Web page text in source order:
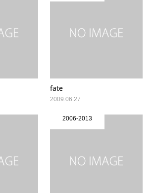
fate
2009.06.27
2006-2013